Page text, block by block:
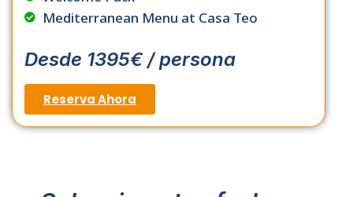
Mediterranean Menu at Casa Teo
Desde 1395€ / persona
Reserva Ahora